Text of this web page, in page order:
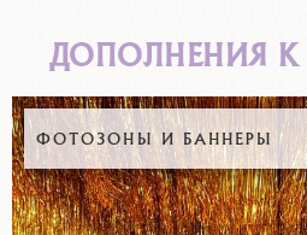
ДОПОЛНЕНИЯ К
ФОТОЗОНЫ И БАННЕРЫ